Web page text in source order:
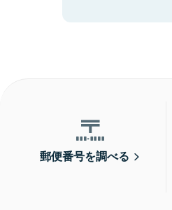
郵便番号を調べる